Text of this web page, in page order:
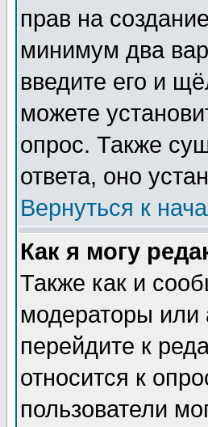
прав на
минимум два
введите его и
можете
опрос. Также
ответа, оно
Вернуться к
Как я могу
Также как и
модераторы или
перейдите к
относится к
пользователи